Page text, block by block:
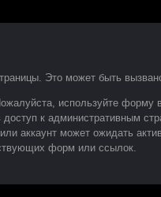
Это может быть
используйте форму
к административным
аккаунт может ожидать
форм или ссылок.